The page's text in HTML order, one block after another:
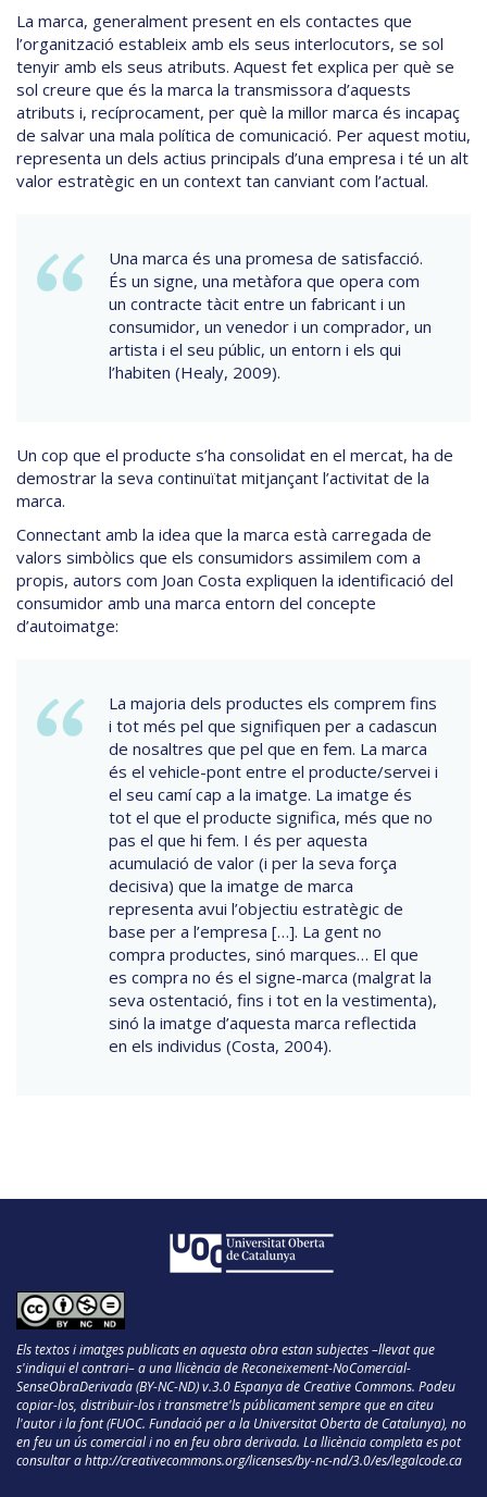
La marca, generalment present en els contactes que
l’organització estableix amb els seus interlocutors, se sol
tenyir amb els seus atributs. Aquest fet explica per què se
sol creure que és la marca la transmissora d’aquests
atributs i, recíprocament, per què la millor marca és incapaç
de salvar una mala política de comunicació. Per aquest motiu,
representa un dels actius principals d’una empresa i té un alt
valor estratègic en un context tan canviant com l’actual.
Una marca és una promesa de satisfacció.
És un signe, una metàfora que opera com
un contracte tàcit entre un fabricant i un
consumidor, un venedor i un comprador, un
artista i el seu públic, un entorn i els qui
l’habiten (Healy, 2009).
Un cop que el producte s’ha consolidat en el mercat, ha de
demostrar la seva continuïtat mitjançant l’activitat de la
marca.
Connectant amb la idea que la marca està carregada de
valors simbòlics que els consumidors assimilem com a
propis, autors com Joan Costa expliquen la identificació del
consumidor amb una marca entorn del concepte
d’autoimatge:
La majoria dels productes els comprem fins
i tot més pel que signifiquen per a cadascun
de nosaltres que pel que en fem. La marca
és el vehicle-pont entre el producte/servei i
el seu camí cap a la imatge. La imatge és
tot el que el producte significa, més que no
pas el que hi fem. I és per aquesta
acumulació de valor (i per la seva força
decisiva) que la imatge de marca
representa avui l’objectiu estratègic de
base per a l’empresa […]. La gent no
compra productes, sinó marques… El que
es compra no és el signe-marca (malgrat la
seva ostentació, fins i tot en la vestimenta),
sinó la imatge d’aquesta marca reflectida
en els individus (Costa, 2004).
Els textos i imatges publicats en aquesta obra estan subjectes –llevat que
s'indiqui el contrari– a una llicència de Reconeixement-NoComercial-
SenseObraDerivada (BY-NC-ND) v.3.0 Espanya de Creative Commons. Podeu
copiar-los, distribuir-los i transmetre'ls públicament sempre que en citeu
l'autor i la font (FUOC. Fundació per a la Universitat Oberta de Catalunya), no
en feu un ús comercial i no en feu obra derivada. La llicència completa es pot
consultar ahttp://creativecommons.org/licenses/by-nc-nd/3.0/es/legalcode.ca